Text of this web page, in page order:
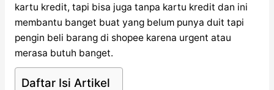
kartu kredit, tapi bisa juga tanpa kartu kredit dan ini
membantu banget buat yang belum punya duit tapi
pengin beli barang di shopee karena urgent atau
merasa butuh banget.
Daftar Isi Artikel